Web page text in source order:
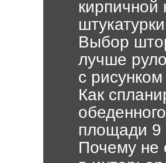
Выбор
лучше
с рисунком
Как
площади 9
Почему не